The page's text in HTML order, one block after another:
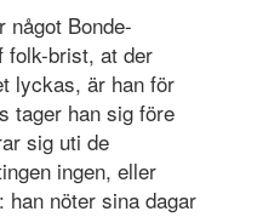
något Bonde-
folk-brist, at der
lyckas, är han för
tager han sig före
sig uti de
ingen, eller
nöter sina dagar